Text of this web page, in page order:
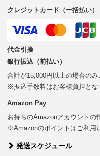
クレジットカード（一括払い）
代金引換
銀行振込（前払い）
合計が15,000円以上の場合のみ
※振込手数料はお客様負担とな
Amazon Pay
お持ちのAmazonアカウントの
※Amazonのポイントはご利用
発送スケジュール